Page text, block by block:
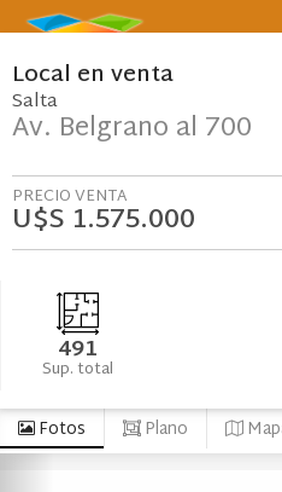
Local en venta
Salta
Av. Belgrano al 700
PRECIO VENTA
U$S 1.575.000
491
Sup. total
Fotos Plano